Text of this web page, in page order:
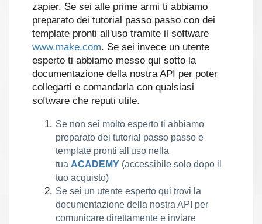
zapier. Se sei alle prime armi ti abbiamo
preparato dei tutorial passo passo con dei
template pronti all'uso tramite il software
www.make.com. Se sei invece un utente
esperto ti abbiamo messo qui sotto la
documentazione della nostra API per poter
collegarti e comandarla con qualsiasi
software che reputi utile.
Se non sei molto esperto ti abbiamo
preparato dei tutorial passo passo e
template pronti all'uso nella
tua ACADEMY (accessibile solo dopo il
tuo acquisto)
Se sei un utente esperto qui trovi la
documentazione della nostra API per
comunicare direttamente e inviare